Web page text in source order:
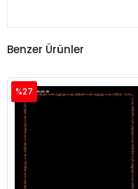
Benzer Ürünler
%27